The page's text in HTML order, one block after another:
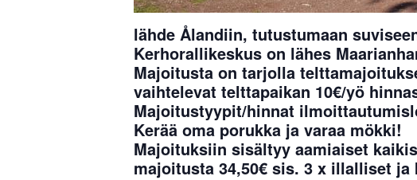
lähde Ålandiin, tutustumaan
Kerhorallikeskus on lähes
Majoitusta on tarjolla
vaihtelevat telttapaikan 10€/yö
Majoitustyypit/hinnat
Kerää oma porukka ja varaa mökki!
Majoituksiin sisältyy aamiaiset
majoitusta 34,50€ sis. 3 x illalliset